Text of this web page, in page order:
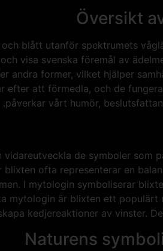
Översikt
blått utanför spektrumets
visa svenska föremål av
andra former, vilket hjälper
efter att förmedla, och de
påverkar vårt humör,
de symboler som
ofta representerar en
I mytologin symboliserar
mytologin är blixten ett
kedjereaktioner av vinster.
Naturens